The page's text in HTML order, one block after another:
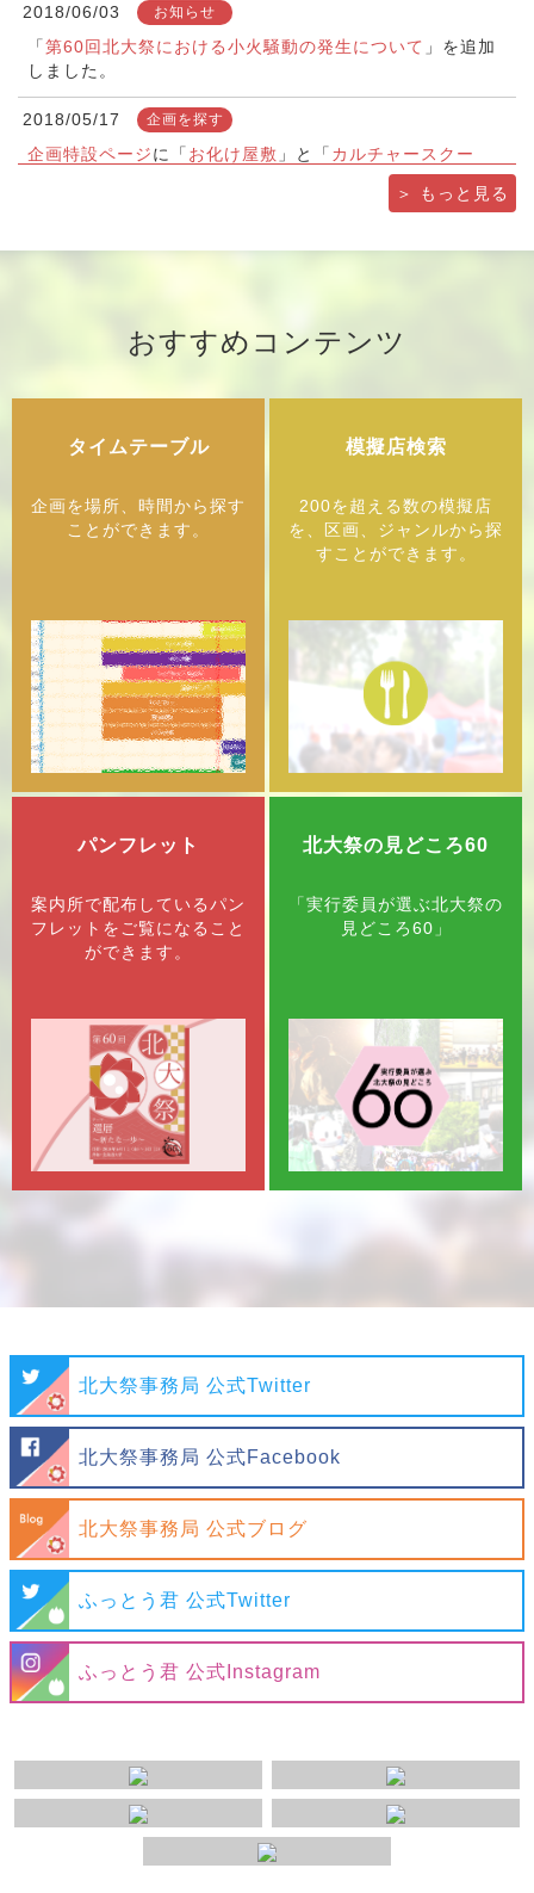
2018/06/03 お知らせ
「第60回北大祭における小火騒動の発生について 」を追加
しました。
2018/05/17 企画を探す
企画特設ページに「 お化け屋敷 」と「 カルチャースクー
自転車移動について 」を追加しました
企画特設ページに「仮装行列 」を追加しました
2018/05/04 全体
軽微な修正を行いました
2018/05/01 トップ
協賛広告の掲載を開始しました
英語版ページ」を追加しました
2018/04/05 企画を探す
企画特設ページに「北大祭SPECIAL STAGE ～
NoB×YOFFY～ 」を追加しました
企画を探す」に「 」を追加しました
2018/03/25 ご案内
ご案内に「ご賛助のお願い 」を追加しました
2018/03/22 ご案内
軽微な修正を行いました
2018/03/07 全体
北大祭公式Webサイトを公開しました
＞ もっと見る
おすすめコンテンツ
タイムテーブル
企画を場所、時間から探す
ことができます。
模擬店検索
200を超える数の模擬店
を、区画、ジャンルから探
すことができます。
パンフレット
案内所で配布しているパン
フレットをご覧になること
ができます。
北大祭の見どころ60
「実行委員が選ぶ北大祭の
見どころ60」
北大祭事務局 公式Twitter
北大祭事務局 公式Facebook
北大祭事務局 公式ブログ
ふっとう君 公式Twitter
ふっとう君 公式Instagram